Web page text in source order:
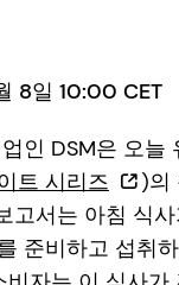
8일 10:00 CET
인 DSM은 오
트 시리즈
)의
고서는 아침 식
준비하고 섭취